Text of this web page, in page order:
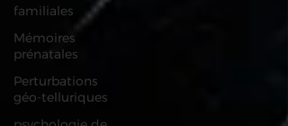
familiales
Mémoires
prénatales
Perturbations
géo-telluriques